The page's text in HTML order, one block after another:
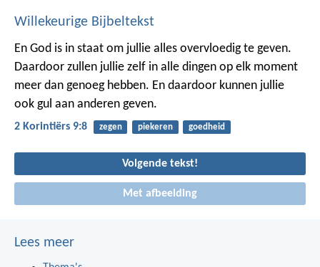
Willekeurige Bijbeltekst
En God is in staat om jullie alles overvloedig te geven.
Daardoor zullen jullie zelf in alle dingen op elk moment
meer dan genoeg hebben. En daardoor kunnen jullie
ook gul aan anderen geven.
2 Korintiërs 9:8 zegen piekeren goedheid
Volgende tekst!
Met afbeelding
Lees meer